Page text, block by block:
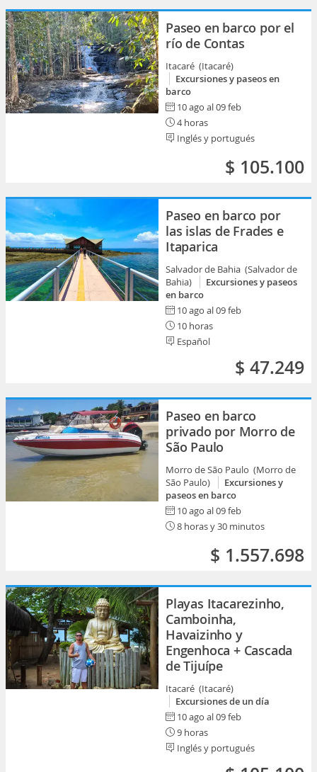
Paseo en barco por el
río de Contas
Itacaré (Itacaré)
Excursiones y paseos en
barco
10 ago al 09 feb
4 horas
Inglés y portugués
$ 105.100
Paseo en barco por
las islas de Frades e
Itaparica
Salvador de Bahia (Salvador de
Bahia)
Excursiones y paseos
en barco
10 ago al 09 feb
10 horas
Español
$ 47.249
Paseo en barco
privado por Morro de
São Paulo
Morro de São Paulo (Morro de
São Paulo)
Excursiones y
paseos en barco
10 ago al 09 feb
8 horas y 30 minutos
$ 1.557.698
Playas Itacarezinho,
Camboinha,
Havaizinho y
Engenhoca + Cascada
de Tijuípe
Itacaré (Itacaré)
Excursiones de un día
10 ago al 09 feb
9 horas
Inglés y portugués